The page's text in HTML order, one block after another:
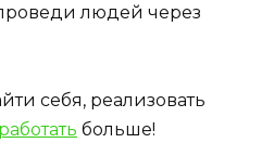
людей через
себя, реализовать
больше!